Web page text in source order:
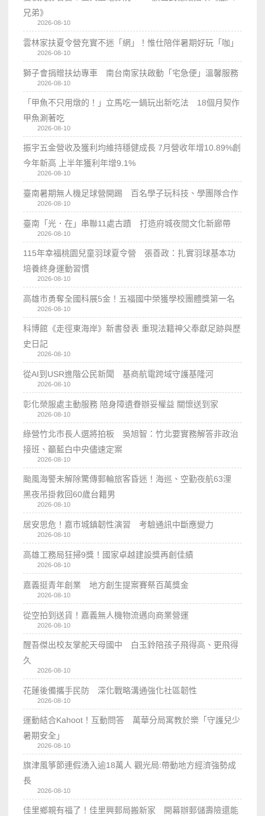
兄弟》
2026-08-10
雲林家扶夏令營充實不迷「網」！惟仕陪伴暑期好玩「咖」
2026-08-10
獅子會捐贈扶幼專車 南台南家扶啟動「宅急便」溫馨服務
2026-08-10
「甲魚不只用燉的！」立馬吃一鍋玩出新吃法 18個月契作
甲魚涮著吃
2026-08-10
振宇五金營收及獲利均維持穩健成長 7月營收年增10.89%創
今年新高 上半年獲利年增9.1%
2026-08-10
臺南暑期無人機足球營開踢 百名學子玩科技、學團隊合作
2026-08-10
臺南「光．在」串聯11處古蹟 打造府城夜間文化新廊帶
2026-08-10
115年幸福桃園兒童羽球夏令營 張善政：扎實羽球基本功
培養終身運動習慣
2026-08-10
高雄市勇奪全國科展5金！五福國中榮獲學校團體獎第一名
2026-08-10
科博館《走徑東海岸》新書發表 重現法籍神父奉獻足跡與歷
史日記
2026-08-10
從AI到USR進階公民新聞 基商航電跨域守護基隆河
2026-08-10
彰化榮服處主動服務 陪身障遺眷辦妥權益 關懷送到家
2026-08-10
綠營竹北市長人選將拍板 吳旭智：竹北要實務解答非政治
接班、籲藍白中央儘速定案
2026-08-10
颱風海警未解除驚傳郵輪旅客昏迷！海巡、空勤夜航63浬
黑夜吊掛救回60歲台籍男
2026-08-10
居安思危！嘉市城鎮韌性演習 考驗通訊中斷應變力
2026-08-10
高雄工務局狂掃9獎！國家卓越建設獎再創佳績
2026-08-10
嘉義挺青年創業 地方創生提案賽祭百萬獎金
2026-08-10
從空拍到送貨！嘉義無人機物流邁向商業營運
2026-08-10
醒吾傑出校友掌舵天母國中 白玉鈴陪孩子飛得高、更飛得
久
2026-08-10
花蓮後備攜手民防 深化戰略溝通強化社區韌性
2026-08-10
運動結合Kahoot！互動問答 萬華分局寓教於樂「守護兒少
暑期安全」
2026-08-10
旗津風箏節連假湧入逾18萬人 觀光局:帶動地方經濟強勢成
長
2026-08-10
佳里鄉親有福了！佳里興郵局搬新家 開幕辦郵儲壽險還能